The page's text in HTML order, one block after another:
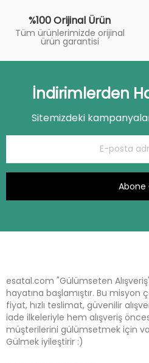
%100 Orijinal Ürün
Tüm ürünlerimizde orijinal
ürün garantisi
İndirimlerden
Sitemizdeki
Abone
esatal.com "Gülümseten
hayatına başlamıştır. Bu
fiyat, hızlı teslimat, güvenilir
iade ilkeleriyle hem alışveriş
müşterilerini gülümsetmek için
Gülmek iyileştirir :)